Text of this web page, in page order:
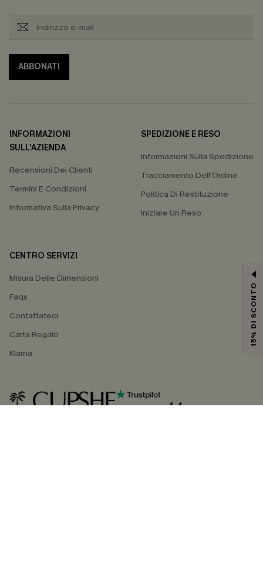
ABBONATI
INFORMAZIONI
SULL'AZIENDA
Recensioni Dei Clienti
Termini E Condizioni
Informativa Sulla Privacy
SPEDIZIONE E RESO
Informazioni Sulla Spedizione
Tracciamento Dell'Ordine
Politica Di Restituzione
Iniziare Un Reso
CENTRO SERVIZI
Misura Delle Dimensioni
Faqs
Contattateci
Carta Regalo
Klarna
4.4
15% DI SCONTO